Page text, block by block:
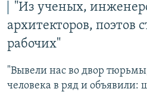
"Из ученых,
архитекторов, поэтов
рабочих"
"Вывели нас во двор
человека в ряд и объявили: